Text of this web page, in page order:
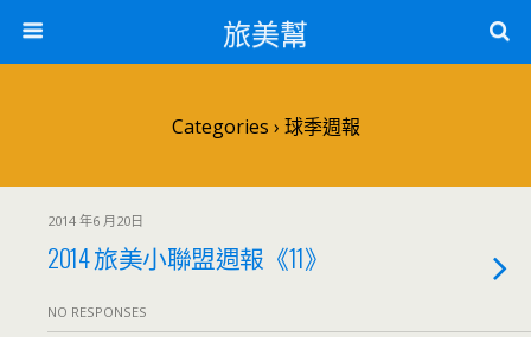
旅美幫
Categories › 球季週報
2014 年6 月20日
2014 旅美小聯盟週報《11》
NO RESPONSES